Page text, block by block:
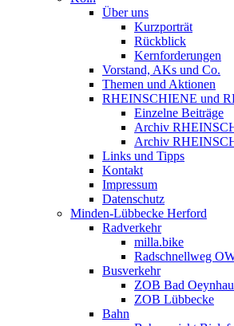
Über uns
Kurzporträt
Rückblick
Kernforderungen
Vorstand, AKs und Co.
Themen und Aktionen
RHEINSCHIENE und
Einzelne Beiträge
Archiv
Archiv
Links und Tipps
Kontakt
Impressum
Datenschutz
Minden-Lübbecke Herford
Radverkehr
milla.bike
Radschnellweg
Busverkehr
ZOB Bad
ZOB Lübbecke
Bahn